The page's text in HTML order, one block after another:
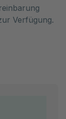
Verfügung.